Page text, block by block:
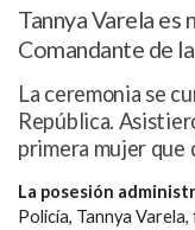
Tannya Varela
Comandante de
La ceremonia se
República.
primera mujer que
La posesión
Policía, Tannya